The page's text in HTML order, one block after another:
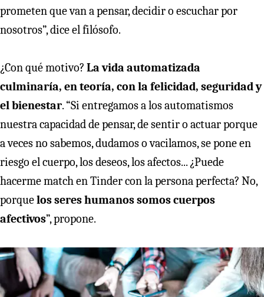
prometen que van a pensar, decidir o escuchar por
nosotros”, dice el filósofo.
¿Con qué motivo? La vida automatizada
culminaría, en teoría, con la felicidad, seguridad y
el bienestar. “Si entregamos a los automatismos
nuestra capacidad de pensar, de sentir o actuar porque
a veces no sabemos, dudamos o vacilamos, se pone en
riesgo el cuerpo, los deseos, los afectos... ¿Puede
hacerme match en Tinder con la persona perfecta? No,
porquelos seres humanos somos cuerpos
afectivos”, propone.